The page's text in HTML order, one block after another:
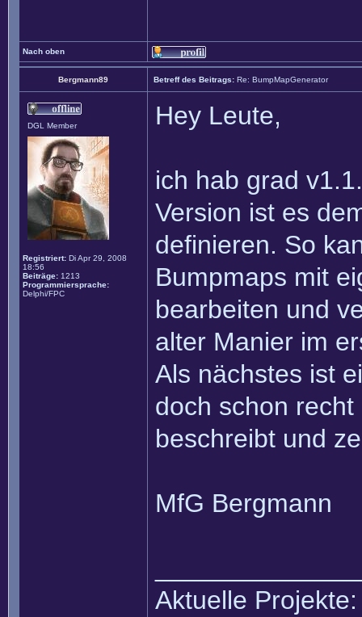
Nach oben
Bergmann89 Betreff des Beitrags: Re: BumpMapGenerator
DGL Member
Registriert: Di Apr 29, 2008
18:56
Beiträge: 1213
Programmiersprache:
Delphi/FPC
Hey Leute,
ich hab grad
Version ist es
definieren. So
Bumpmaps mit
bearbeiten und
alter Manier im
Als nächstes ist
doch schon
beschreibt und
MfG Bergmann
Aktuelle